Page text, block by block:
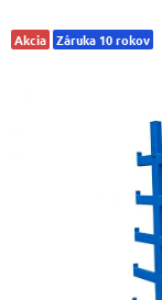
Akcia Záruka 10 rokov